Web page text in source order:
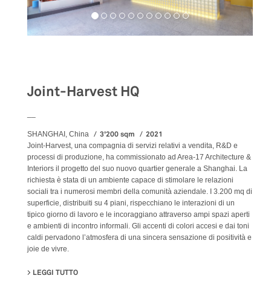
Joint-Harvest HQ
SHANGHAI, China 3'200 sqm 2021
Joint-Harvest, una compagnia di servizi relativi a vendita, R&D e
processi di produzione, ha commissionato ad Area-17 Architecture &
Interiors il progetto del suo nuovo quartier generale a Shanghai. La
richiesta è stata di un ambiente capace di stimolare le relazioni
sociali tra i numerosi membri della comunità aziendale. I 3.200 mq di
superficie, distribuiti su 4 piani, rispecchiano le interazioni di un
tipico giorno di lavoro e le incoraggiano attraverso ampi spazi aperti
e ambienti di incontro informali. Gli accenti di colori accesi e dai toni
caldi pervadono l’atmosfera di una sincera sensazione di positività e
joie de vivre.
LEGGI TUTTO